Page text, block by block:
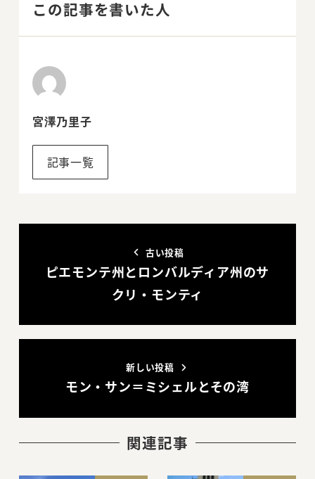
この記事を書いた人
宮澤乃里子
記事一覧
古い投稿
ピエモンテ州とロンバルディア州のサ
クリ・モンティ
新しい投稿
モン・サン＝ミシェルとその湾
関連記事